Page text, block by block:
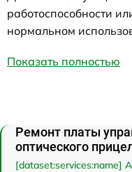
работоспособности
нормальном
Показать полностью
Ремонт платы
оптического
[dataset:services:name]